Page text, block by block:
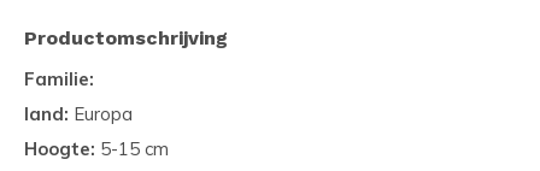
Productomschrijving
Familie:
land: Europa
Hoogte: 5-15 cm